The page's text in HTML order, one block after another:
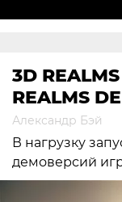
3D
REALMS
Александр Бэй
В нагрузку
демоверсий